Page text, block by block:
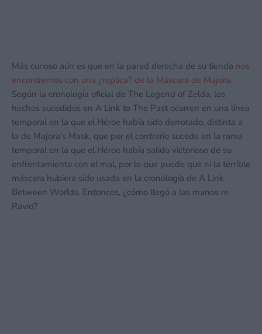
Más curioso aún es que en la pared derecha de su tienda nos
encontremos con una ¿replica? de la Máscara de Majora.
Según la cronología oficial de The Legend of Zelda, los
hechos sucedidos en A Link to The Past ocurren en una línea
temporal en la que el Héroe había sido derrotado, distinta a
la de Majora’s Mask, que por el contrario sucede en la rama
temporal en la que el Héroe había salido victorioso de su
enfrentamiento con el mal, por lo que puede que ni la terrible
máscara hubiera sido usada en la cronología de A Link
Between Worlds. Entonces, ¿cómo llegó a las manos re
Ravio?